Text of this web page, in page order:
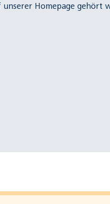
unserer Homepage gehört